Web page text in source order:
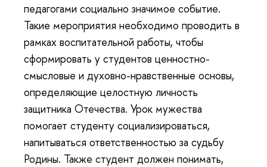
педагогами социально значимое событие.
Такие мероприятия необходимо проводить в
рамках воспитательной работы, чтобы
сформировать у студентов ценностно-
смысловые и духовно-нравственные основы,
определяющие целостную личность
защитника Отечества. Урок мужества
помогает студенту социализироваться,
напитываться ответственностью за судьбу
Родины. Также студент должен понимать,